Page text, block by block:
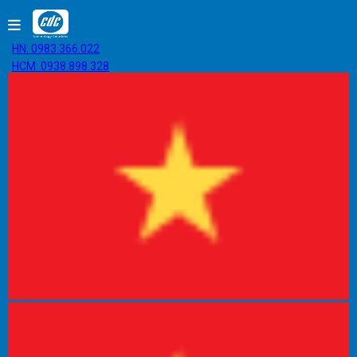
HN: 0983.366.022
HCM: 0938.898.328